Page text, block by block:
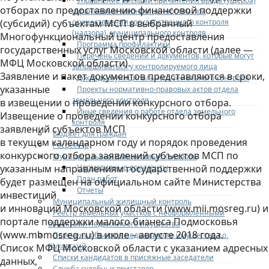
охраняемым законом ценностям при
осуществлении государственного контроля
(надзора), муниципального контроля
Программа профилактики
Перечень сведений и документов, которые могут
запрашиваться у контролируемого лица
Доклады муниципального земельного контроля
Проекты нормативно-правовых актов отдела
земельного контроля
Иные сведения о работе отдела земельного
контроля
Бюджет для граждан
Росреестр
Муниципальный финансовый контроль
Нормативные документы
План работ
Отчеты
Муниципальный жилищный контроль
Реестр земельных участков с неоформленными
объектами недвижимого имущества
Перечень объектов недвижимого имущества г.о.
Жуковский
Списки кандидатов в присяжные заседатели
отборах по предоставлению финансовой поддержки
(субсидий) субъектам МСП в выбранный
Многофункциональный центр предоставления
государственных услуг Московской области (далее —
МФЦ Московской области).
Заявление и пакет документов представляются в сроки,
указанные
в извещении о проведении конкурсного отбора.
Извещение о проведении конкурсного отбора
заявлений субъектов МСП
в текущем календарном году и порядок проведения
конкурсного отбора заявлений субъектов МСП по
указанным направлениям государственной поддержки
будет размещен на официальном сайте Министерства
инвестиций
и инноваций Московской области (www.mii.mosreg.ru) и
портале поддержки малого бизнеса Подмосковья
(www.mbmosreg.ru) в июле – августе 2018 года.
Список МФЦ Московской области с указанием адресных
данных,